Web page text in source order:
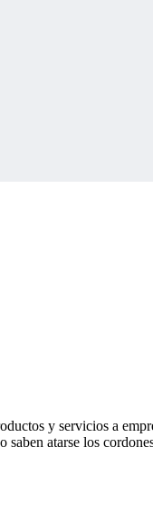
y servicios a
atarse los